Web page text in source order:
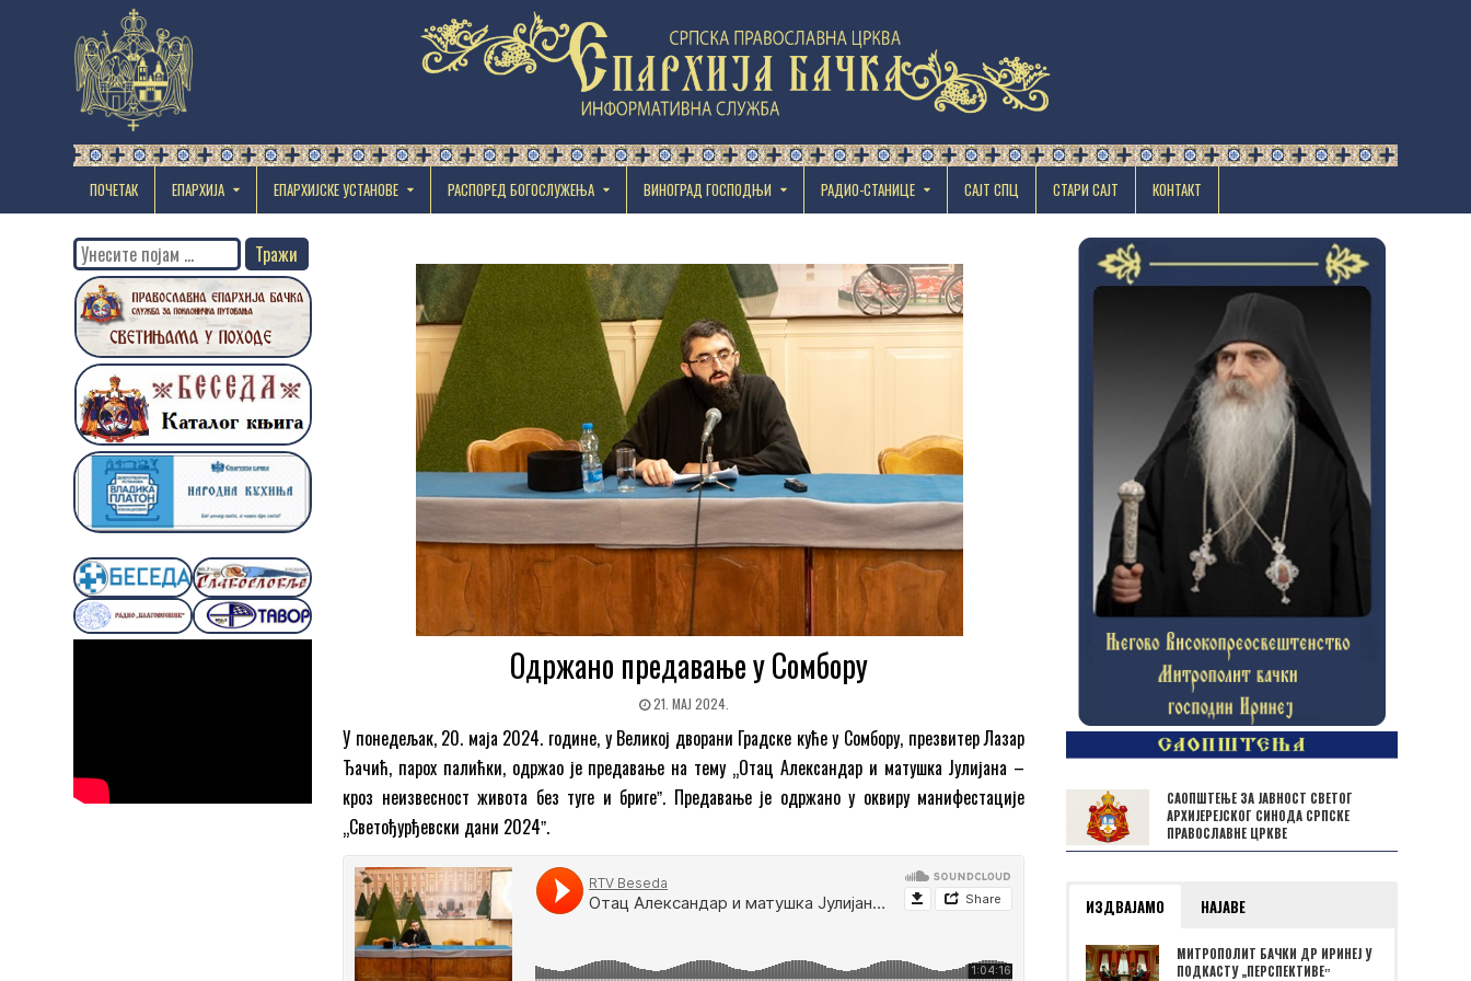
ПОЧЕТАК ЕПАРХИЈА EПАРХИЈСКЕ УСТАНОВЕ РАСПОРЕД БОГОСЛУЖЕЊА ВИНОГРАД ГОСПОДЊИ РАДИО-СТАНИЦЕ САЈТ СПЦ СТАРИ САЈТ КОНТАКТ
Одржано предавање у Сомбору
21. МАЈ 2024.
У понедељак, 20. маја 2024. године, у Великој дворани Градске куће у Сомбору, презвитер Лазар
Ђачић, парох палићки, одржао је предавање на тему „Отац Александар и матушка Јулијана –
кроз неизвесност живота без туге и бригеˮ. Предавање је одржано у оквиру манифестације
„Светођурђевски дани 2024ˮ.
Search
for:
САОПШТЕЊЕ ЗА ЈАВНОСТ СВЕТОГ
АРХИЈЕРЕЈСКОГ СИНОДА СРПСКЕ
ПРАВОСЛАВНЕ ЦРКВЕ
ИЗДВАЈАМО НАЈАВЕ
МИТРОПОЛИТ БАЧКИ ДР ИРИНЕЈ У
ПОДКАСТУ „ПЕРСПЕКТИВЕˮ